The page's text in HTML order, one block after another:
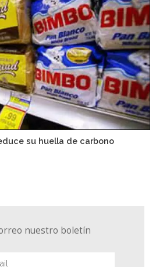
su huella de carbono
nuestro boletín